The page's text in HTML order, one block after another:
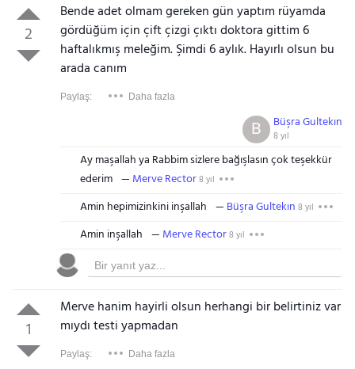
2
Bende adet olmam gereken gün yaptım rüyamda
gördüğüm için çift çizgi çıktı doktora gittim 6
haftalıkmış meleğim. Şimdi 6 aylık. Hayırlı olsun bu
arada canım
Paylaş: Daha fazla
Büşra Gultekın
8 yıl
B
Ay maşallah ya Rabbim sizlere bağışlasın çok teşekkür
ederim
Merve Rector8 yıl
Amin hepimizinkini inşallah Büşra Gultekın 8 yıl
Amin inşallah Merve Rector8 yıl
1
Merve hanim hayirli olsun herhangi bir belirtiniz var
mıydı testi yapmadan
Paylaş: Daha fazla